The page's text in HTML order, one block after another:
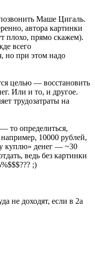
Маше Цигаль.
автора картинки
плохо, прямо скажем).
всего
но при этом надо
целью — восстановить
Или и то, и другое.
трудозатраты на
то определиться,
10000 рублей,
куплю» денег — ~30
ведь без картинки
;)
не доходят, если в 2а